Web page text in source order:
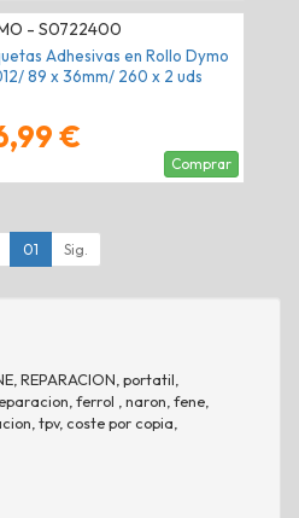
- S0722400
Adhesivas en Rollo Dymo
89 x 36mm/ 260 x 2 uds
€
Comprar
01 Sig.
REPARACION, portatil,
ferrol , naron, fene,
tpv, coste por copia,